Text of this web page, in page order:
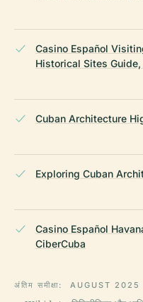
Casino Español
Historical Sites
Cuban Architecture
Exploring Cuban
Casino Español
CiberCuba
अंतिम समीक्षा: AUGUST 2025